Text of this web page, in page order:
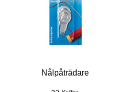
Nålpåträdare